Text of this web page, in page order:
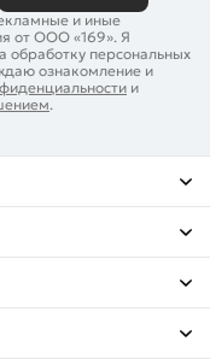
и иные
от ООО «169». Я
обработку персональных
ознакомление и
и
.